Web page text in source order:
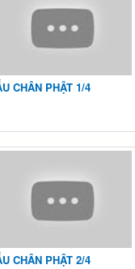
CHÂN PHẬT 1/4
CHÂN PHẬT 2/4